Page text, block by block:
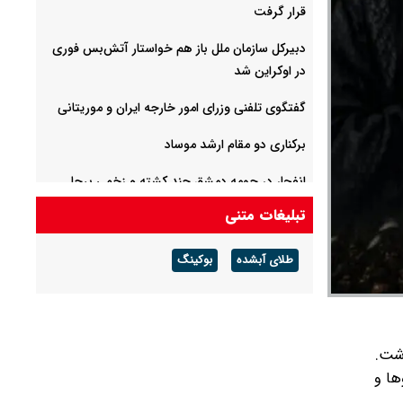
و
قرار گرفت
دبیرکل سازمان ملل باز هم خواستار آتش‌بس فوری
در اوکراین شد
گفتگوی تلفنی وزرای امور خارجه ایران و موریتانی
برکناری دو مقام ارشد موساد
انفجار در حومه دمشق چند کشته و زخمی برجا
گذاشت
آمریکا تحریم‌های جدیدی علیه کوبا اعمال کرد
تبلیغات متنی
طلای آبشده بوکینگ